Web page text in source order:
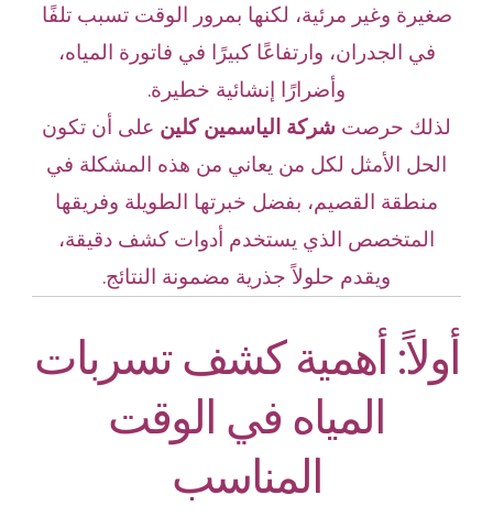
صغيرة وغير مرئية، لكنها بمرور الوقت تسبب تلفًا
في الجدران، وارتفاعًا كبيرًا في فاتورة المياه،
وأضرارًا إنشائية خطيرة.
لذلك حرصت شركة الياسمين كلين على أن تكون
الحل الأمثل لكل من يعاني من هذه المشكلة في
منطقة القصيم، بفضل خبرتها الطويلة وفريقها
المتخصص الذي يستخدم أدوات كشف دقيقة،
ويقدم حلولاً جذرية مضمونة النتائج.
أولاً: أهمية كشف تسربات
المياه في الوقت
المناسب